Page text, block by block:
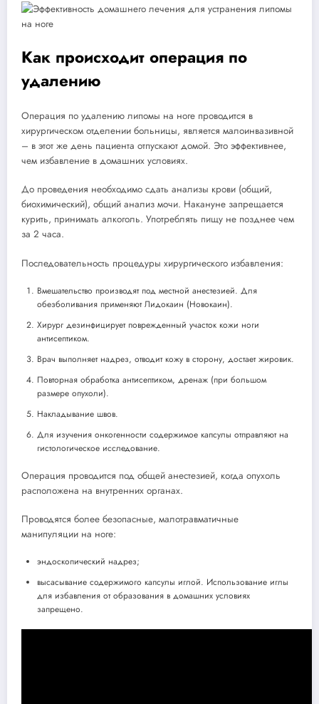
Как происходит операция по
удалению
Операция по удалению липомы на ноге проводится в
хирургическом отделении больницы, является малоинвазивной
– в этот же день пациента отпускают домой. Это эффективнее,
чем избавление в домашних условиях.
До проведения необходимо сдать анализы крови (общий,
биохимический), общий анализ мочи. Накануне запрещается
курить, принимать алкоголь. Употреблять пищу не позднее чем
за 2 часа.
Последовательность процедуры хирургического избавления:
Вмешательство производят под местной анестезией. Для
обезболивания применяют Лидокаин (Новокаин).
Хирург дезинфицирует поврежденный участок кожи ноги
антисептиком.
Врач выполняет надрез, отводит кожу в сторону, достает жировик.
Повторная обработка антисептиком, дренаж (при большом
размере опухоли).
Накладывание швов.
Для изучения онкогенности содержимое капсулы отправляют на
гистологическое исследование.
Операция проводится под общей анестезией, когда опухоль
расположена на внутренних органах.
Проводятся более безопасные, малотравматичные
манипуляции на ноге:
эндоскопический надрез;
высасывание содержимого капсулы иглой. Использование иглы
для избавления от образования в домашних условиях
запрещено.